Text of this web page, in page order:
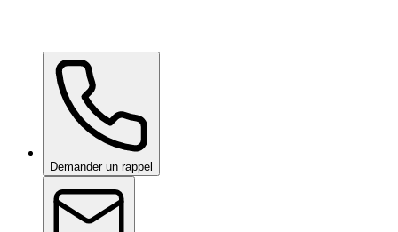
Ceramic Pro Care+sur demande
Demander un rappel